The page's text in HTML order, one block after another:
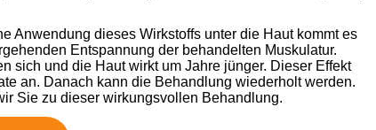
Anwendung dieses Wirkstoffs unter die Haut kommt es
Entspannung der behandelten Muskulatur.
sich und die Haut wirkt um Jahre jünger. Dieser Effekt
an. Danach kann die Behandlung wiederholt werden.
Sie zu dieser wirkungsvollen Behandlung.